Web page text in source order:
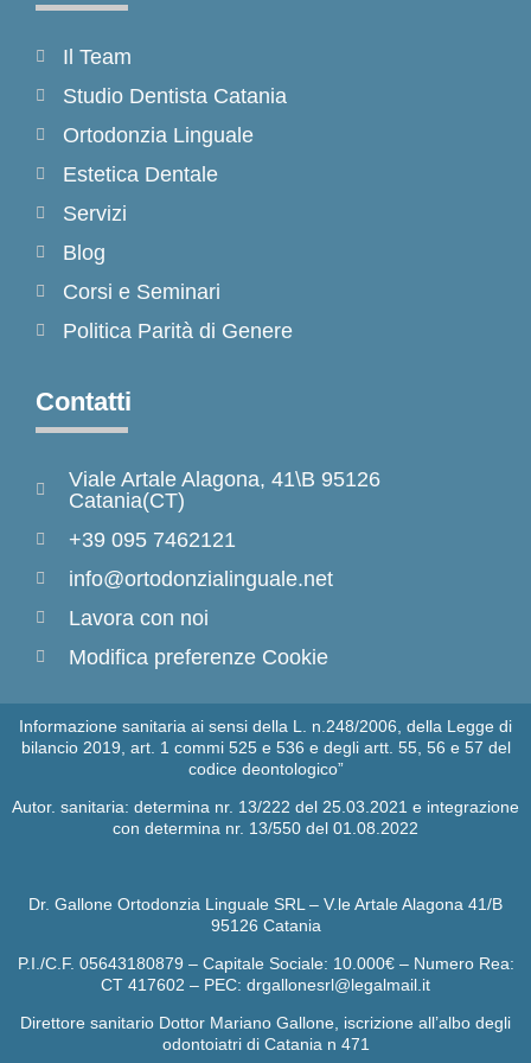
Il Team
Studio Dentista Catania
Ortodonzia Linguale
Estetica Dentale
Servizi
Blog
Corsi e Seminari
Politica Parità di Genere
Contatti
Viale Artale Alagona, 41\B 95126
Catania(CT)
+39 095 7462121
info@ortodonzialinguale.net
Lavora con noi
Modifica preferenze Cookie
Informazione sanitaria ai sensi della L. n.248/2006, della Legge di
bilancio 2019, art. 1 commi 525 e 536 e degli artt. 55, 56 e 57 del
codice deontologico”
Autor. sanitaria: determina nr. 13/222 del 25.03.2021 e integrazione
con determina nr. 13/550 del 01.08.2022
Dr. Gallone Ortodonzia Linguale SRL – V.le Artale Alagona 41/B
95126 Catania
P.I./C.F. 05643180879 – Capitale Sociale: 10.000€ – Numero Rea:
CT 417602 – PEC: drgallonesrl@legalmail.it
Direttore sanitario Dottor Mariano Gallone, iscrizione all’albo degli
odontoiatri di Catania n 471